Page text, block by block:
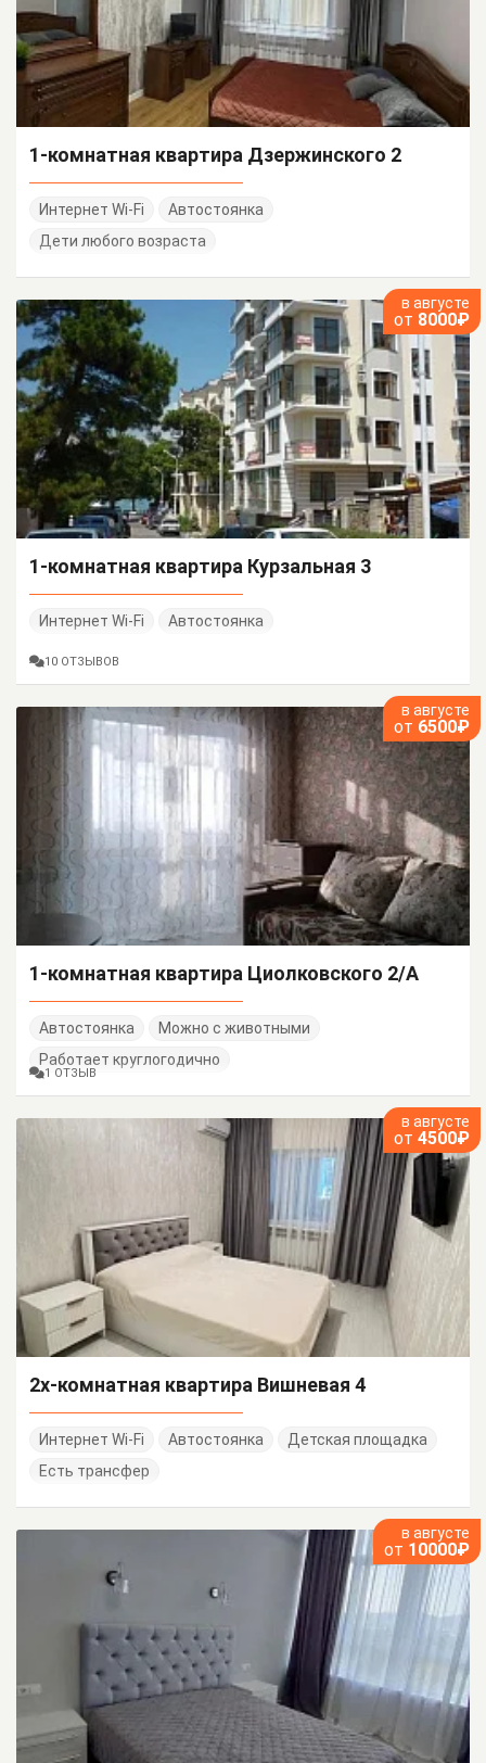
1-комнатная квартира Дзержинского 2
Интернет Wi-Fi
Автостоянка
Дети любого возраста
в августе
от 8000₽
1-комнатная квартира Курзальная 3
Интернет Wi-Fi Автостоянка
10 ОТЗЫВОВ
в августе
от 6500₽
1-комнатная квартира Циолковского 2/А
Автостоянка
Можно с животными
Работает круглогодично
1 ОТЗЫВ
в августе
от 4500₽
2х-комнатная квартира Вишневая 4
Интернет Wi-Fi Автостоянка
Детская площадка
Есть трансфер
в августе
от 10000₽